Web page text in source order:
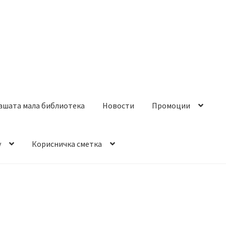
мала библиотека Новости Промоции
Корисничка сметка